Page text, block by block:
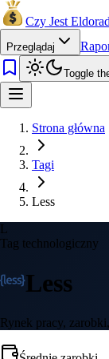
Czy Jest
Przeglądaj
Toggle
Strona główna
Tagi
Less
L
Tag technologiczny
Less
Rynek pracy,